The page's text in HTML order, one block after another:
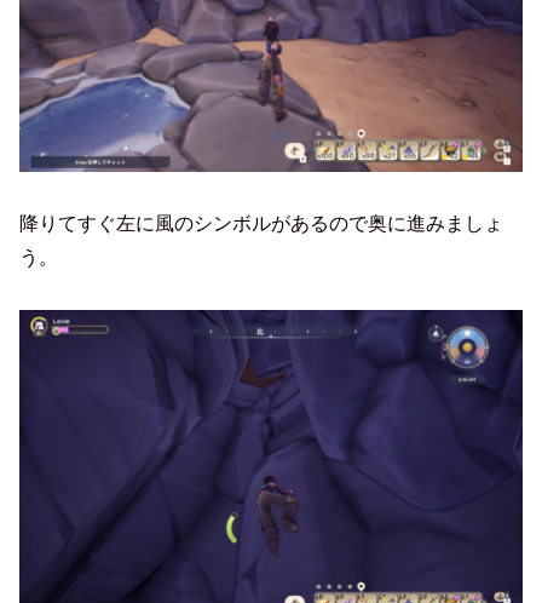
降りてすぐ左に風のシンボルがあるので奥に進みましょ
う。